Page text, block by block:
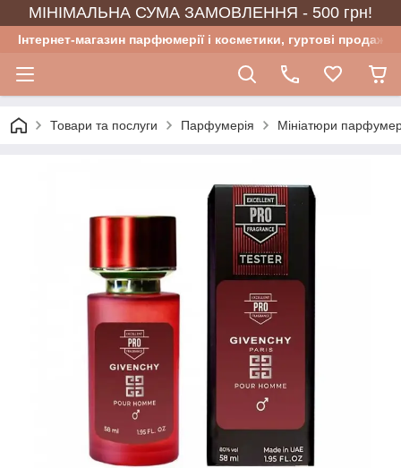
МІНІМАЛЬНА СУМА ЗАМОВЛЕННЯ - 500 грн!
Інтернет-магазин парфюмерії і косметики, гуртові продажі
Товари та послуги Парфумерія Мініатюри